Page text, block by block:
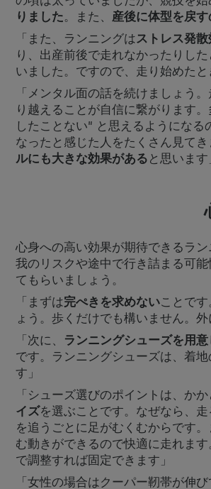
りました。また、 産後に体型を戻
「また、ランニングはストレス発
り、出産前後で走れなかったりし
いました。ですので、走り始めた
「メンタル面の話を続けましょう
り越えることが自信に繋がります
したことない” と思えるようにな
なったと感じた人をたくさん見てき
ルにも大きな効果がある と思います
心身への高い効果が期待できるラ
我のリスクや途中で行き詰まる可
てもらいましょう。
「まずは完ぺきを求めないことで
ょう。歩くだけでも構いません。
「次に、
ランニングシューズを用意
です。ランニングシューズは、着
す」
「シューズ選びのポイントは、か
イズを選ぶことです。なぜなら、
を追うごとに足がむくむからです
む動きができるので快適に走れま
で調整すれば固定できます」
「女性の場合はクーパー靭帯が伸び